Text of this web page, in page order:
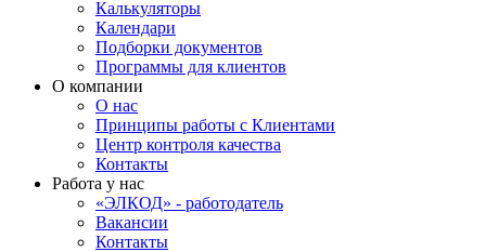
Калькуляторы
Календари
Подборки документов
Программы для клиентов
О компании
О нас
Принципы работы с Клиентами
Центр контроля качества
Контакты
Работа у нас
«ЭЛКОД» - работодатель
Вакансии
Контакты